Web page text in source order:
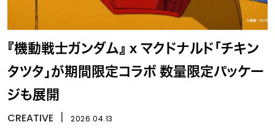
『機動戦士ガンダム』 x マクドナルド「チキン
タツタ」が期間限定コラボ 数量限定パッケー
ジも展開
CREATIVE 2026.04.13